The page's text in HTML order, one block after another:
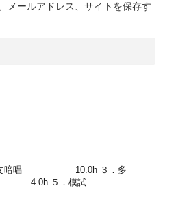
メールアドレス、サイトを保存す
例文暗唱 10.0h ３．多
4.0h ５．模試